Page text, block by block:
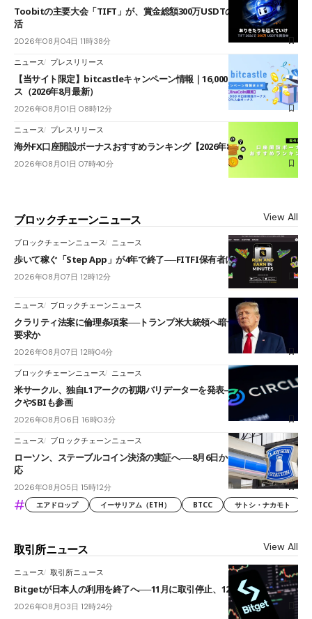
Toobitの主要大会「TIFT」が、賞金総額300万USDTのレースとして復
活
2026年08月04日 11時38分
ニュース プレスリリース
【当サイト限定】bitcastleキャンペーン情報｜16,000円口座開設ボーナ
ス（2026年8月最新）
2026年08月01日 08時12分
ニュース プレスリリース
海外FX口座開設ボーナスおすすめランキング【2026年8月最新】
2026年08月01日 07時40分
ブロックチェーンニュース View All
ブロックチェーンニュース ニュース
歩いて稼ぐ「Step App」が4年で終了──FITFI保有者に対応呼びかけ
2026年08月07日 12時12分
ニュース ブロックチェーンニュース
クラリティ法案に倫理条項案──トランプ米大統領へ暗号資産事業の売却
要求か
2026年08月07日 12時04分
ブロックチェーンニュース ニュース
米サークル、独自L1アークの初期バリデーターを発表――ブラックロッ
クやSBIも参画
2026年08月06日 16時03分
ニュース ブロックチェーンニュース
ローソン、ステーブルコイン決済の実証へ──8月6日からJPYCやUSDC対
応
2026年08月05日 15時12分
# エアドロップ イーサリアム（ETH） BTCC サトシ・ナカモト
取引所ニュース View All
ニュース 取引所ニュース
Bitgetが日本人の利用を終了へ──11月に取引停止、12月末に強制決済
2026年08月03日 12時24分